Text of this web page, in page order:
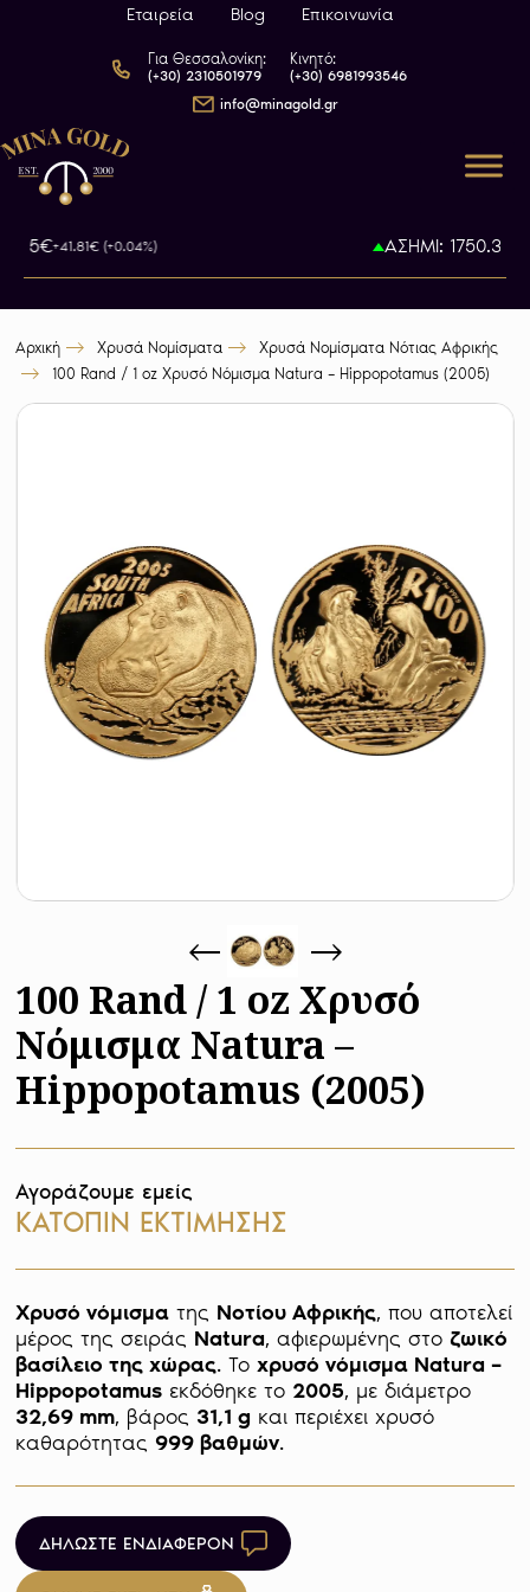
Εταιρεία Blog Επικοινωνία
Για Θεσσαλονίκη:
(+30) 2310501979
Κινητό:
(+30) 6981993546
info@minagold.gr
+41.81€ (+0.04%) ΑΣΗΜΙ: 1750.31€
Αρχική Χρυσά Νομίσματα
Χρυσά Νομίσματα Νότιας Αφρικής
100 Rand / 1 oz Χρυσό Νόμισμα Natura – Hippopotamus (2005)
100 Rand / 1 oz Χρυσό
Νόμισμα Natura –
Hippopotamus (2005)
Αγοράζουμε εμείς
ΚΑΤΟΠΙΝ ΕΚΤΙΜΗΣΗΣ
Χρυσό νόμισμα της Νοτίου Αφρικής, που αποτελεί
μέρος της σειράς Natura, αφιερωμένης στο ζωικό
βασίλειο της χώρας. Το χρυσό νόμισμα Natura –
Hippopotamus εκδόθηκε το 2005
32,69 mm, βάρος 31,1 g και περιέχει χρυσό
καθαρότητας 999 βαθμών.
ΔΗΛΩΣΤΕ ΕΝΔΙΑΦΕΡΟΝ